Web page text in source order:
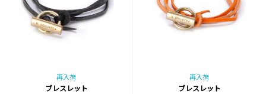
再入荷
ブレスレット
再入荷
ブレスレット